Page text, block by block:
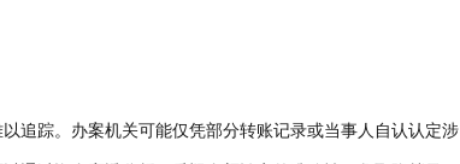
追踪。办案机关可能仅凭部分转账记录或当事人自认认定涉